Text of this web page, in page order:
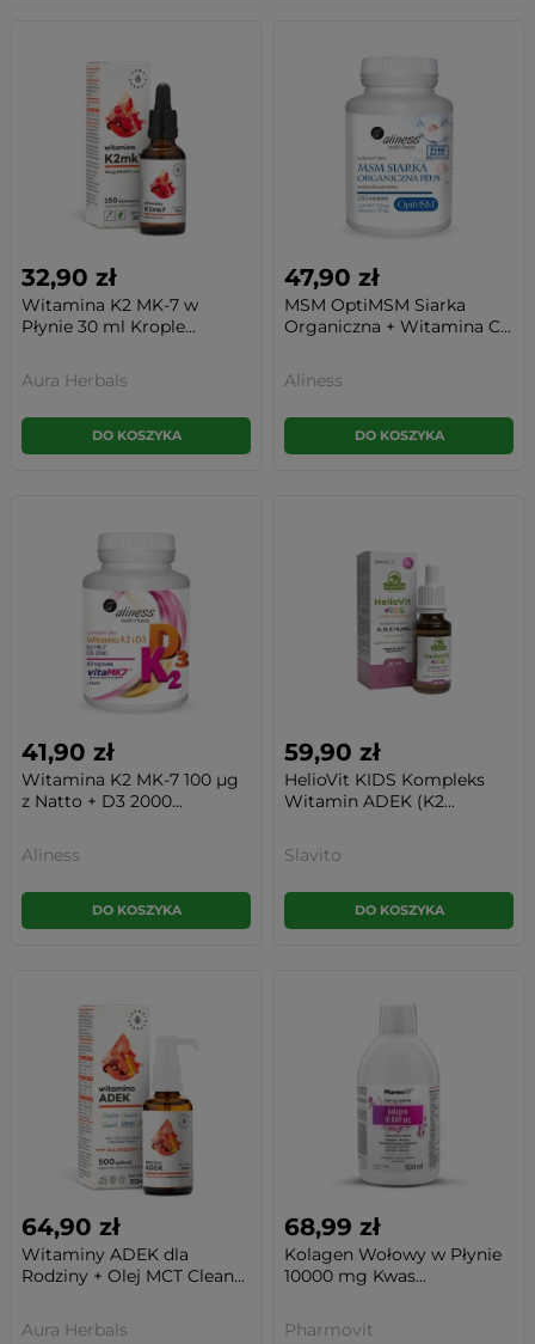
32,90 zł
Witamina K2 MK-7 w
Płynie 30 ml Krople...
Aura Herbals
DO KOSZYKA
47,90 zł
MSM OptiMSM Siarka
Organiczna + Witamina C...
Aliness
DO KOSZYKA
41,90 zł
Witamina K2 MK-7 100 µg
z Natto + D3 2000...
Aliness
DO KOSZYKA
59,90 zł
HelioVit KIDS Kompleks
Witamin ADEK (K2...
Slavito
DO KOSZYKA
64,90 zł
Witaminy ADEK dla
Rodziny + Olej MCT Clean...
Aura Herbals
68,99 zł
Kolagen Wołowy w Płynie
10000 mg Kwas...
Pharmovit